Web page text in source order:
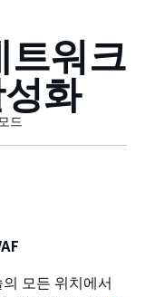
워크
화
드
모든 위치에서